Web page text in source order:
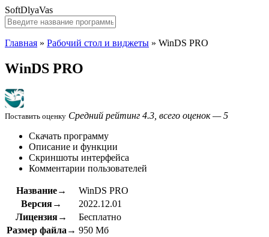
SoftDlyaVas
Главная » Рабочий стол и виджеты » WinDS PRO
WinDS PRO
Поставить оценку Средний рейтинг 4.3, всего оценок — 5
Скачать программу
Описание и функции
Скриншоты интерфейса
Комментарии пользователей
Название→
WinDS PRO
Версия→
2022.12.01
Лицензия→
Бесплатно
Размер файла→ 950 Мб